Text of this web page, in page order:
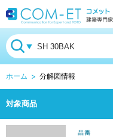
ホーム 分解図情報
対象商品